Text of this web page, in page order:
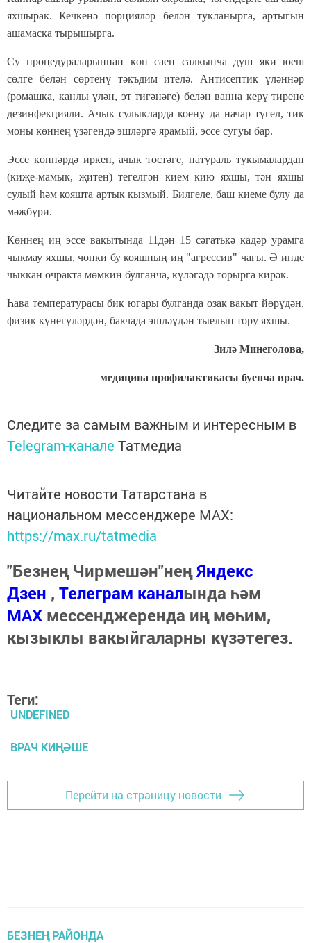
яхшырак. Кечкенә порцияләр белән тукланырга, артыгын
ашамаска тырышырга.
Су процедураларыннан көн саен салкынча душ яки юеш
сөлге белән сөртенү тәкъдим ителә. Антисептик үләннәр
(ромашка, канлы үлән, эт тигәнәге) белән ванна керү тирене
дезинфекцияли. Ачык сулыкларда коену да начар түгел, тик
моны көннең үзәгендә эшләргә ярамый, эссе сугуы бар.
Эссе көннәрдә иркен, ачык төстәге, натураль тукымалардан
(киҗе-мамык, җитен) тегелгән кием кию яхшы, тән яхшы
сулый һәм кояшта артык кызмый. Билгеле, баш киеме булу да
мәҗбүри.
Көннең иң эссе вакытында 11дән 15 сәгатькә кадәр урамга
чыкмау яхшы, чөнки бу кояшның иң "агрессив" чагы. Ә инде
чыккан очракта мөмкин булганча, күләгәдә торырга кирәк.
Һава температурасы бик югары булганда озак вакыт йөрүдән,
физик күнегүләрдән, бакчада эшләүдән тыелып тору яхшы.
Зилә Минеголова,
медицина профилактикасы буенча врач.
Следите за самым важным и интересным в
Telegram-канале Татмедиа
Читайте новости Татарстана в
национальном мессенджере MАХ:
https://max.ru/tatmedia
"Безнең Чирмешән"неңЯндекс
Дзен , Телеграм каналында һәм
МАХ мессенджеренда иң мөһим,
кызыклы вакыйгаларны күзәтегез.
Теги:
UNDEFINED
ВРАЧ КИҢӘШЕ
Перейти на страницу новости
БЕЗНЕҢ РАЙОНДА